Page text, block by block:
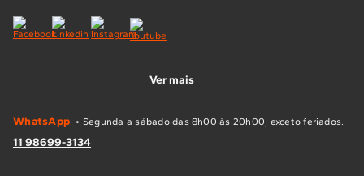
Ver mais
WhatsApp • Segunda a sábado das 8h00 às 20h00, exceto feriados.
11 98699-3134